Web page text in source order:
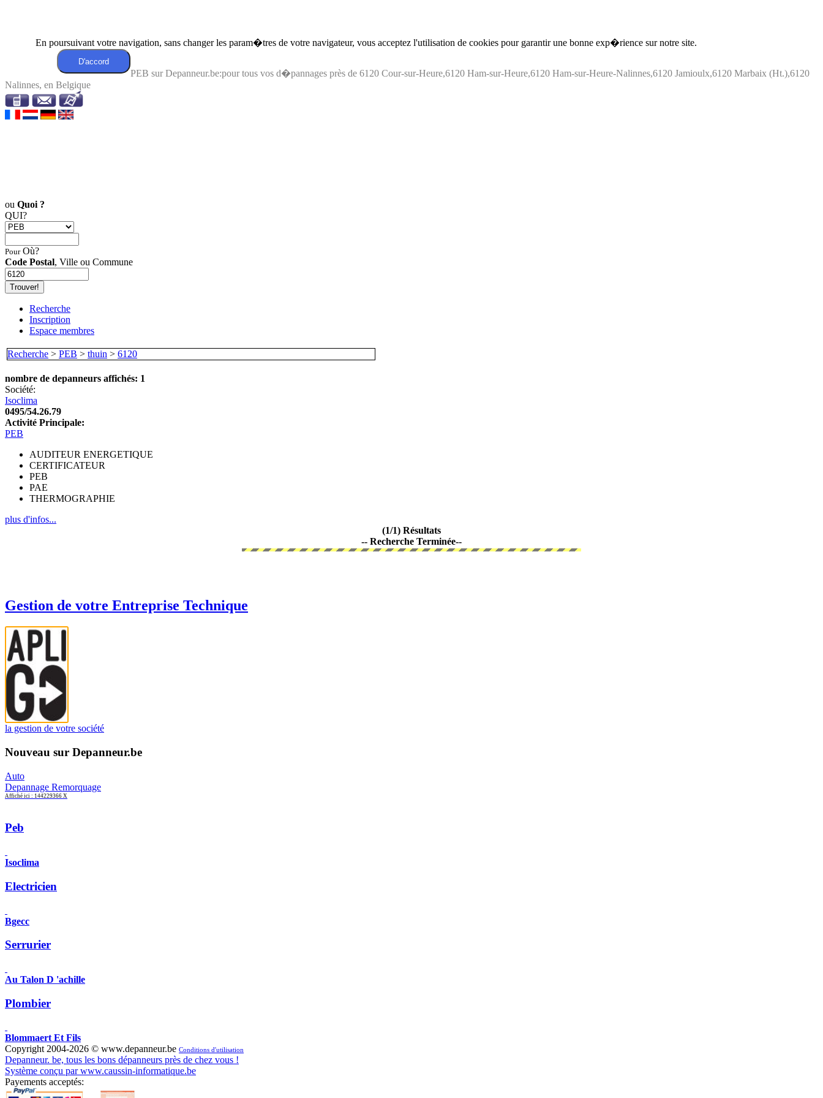
En poursuivant votre navigation, sans changer les param�tres de votre navigateur, vous acceptez l'utilisation de cookies pour garantir une bonne exp�rience sur notre site.
PEB sur Depanneur.be:pour tous vos d�pannages près de 6120 Cour-sur-Heure,6120 Ham-sur-Heure,6120 Ham-sur-Heure-Nalinnes,6120 Jamioulx,6120 Marbaix (Ht.),6120
Nalinnes, en Belgique
ou Quoi ?
QUI?
PourOù?
Code Postal, Ville ou Commune
Recherche
Inscription
Espace membres
Recherche > PEB > thuin > 6120
nombre de depanneurs affichés: 1
Société:
Isoclima
0495/54.26.79
Activité Principale:
PEB
AUDITEUR ENERGETIQUE
CERTIFICATEUR
PEB
PAE
THERMOGRAPHIE
plus d'infos...
(1/1) Résultats
-- Recherche Terminée--
Gestion de votre Entreprise Technique
la gestion de votre société
Nouveau sur Depanneur.be
Auto
Depannage Remorquage
Affiché ici : 144229366 X
Peb
Isoclima
Electricien
Bgecc
Serrurier
Au Talon D 'achille
Plombier
Blommaert Et Fils
Copyright 2004-2026 © www.depanneur.be Conditions d'utilisation
Depanneur. be, tous les bons dépanneurs près de chez vous !
Système conçu par www.caussin-informatique.be
Payements acceptés: